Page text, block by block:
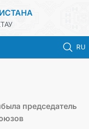
RU
председатель